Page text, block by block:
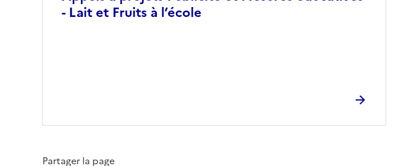
- Lait et Fruits à l’école
Partager la page